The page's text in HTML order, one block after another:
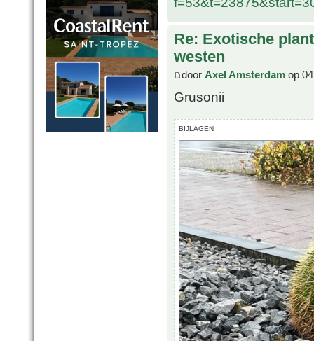
Re: Exotische
westen
door Axel Amsterdam op
Grusonii
BIJLAGEN